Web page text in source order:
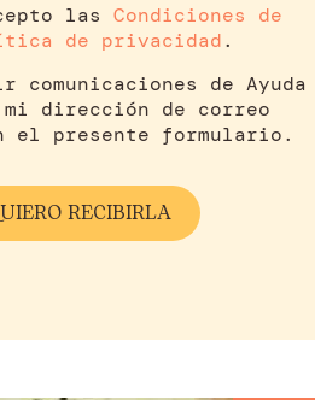
las Condiciones de
de privacidad.
de Ayuda
mi dirección de correo
el presente formulario.